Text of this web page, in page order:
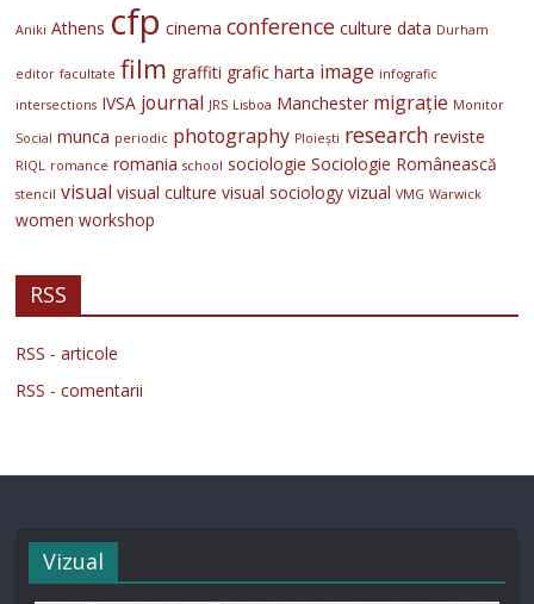
Aniki Athens cfp cinema conference culture data Durham
editor facultate film graffiti grafic harta image infografic
intersections IVSA journal JRS Lisboa Manchester migrație Monitor
Social munca periodic photography Ploiești research reviste
RIQL romance romania school sociologie Sociologie Românească
stencil visual visual culture visual sociology vizual VMG Warwick
women workshop
RSS
RSS - articole
RSS - comentarii
Vizual